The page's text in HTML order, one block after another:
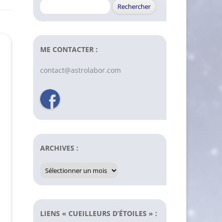
Rechercher :
ME CONTACTER :
contact@astrolabor.com
ARCHIVES :
Archives
LIENS « CUEILLEURS D’ÉTOILES » :